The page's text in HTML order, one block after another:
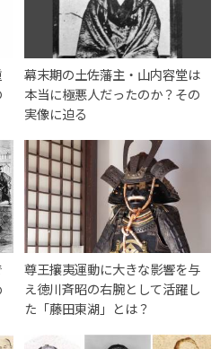
幕末期の土佐藩主・山内容堂は
本当に極悪人だったのか？その
実像に迫る
尊王攘夷運動に大きな影響を与
え徳川斉昭の右腕として活躍し
た「藤田東湖」とは？